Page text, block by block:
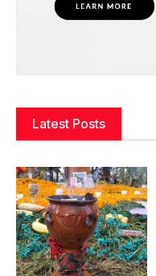
Latest Posts